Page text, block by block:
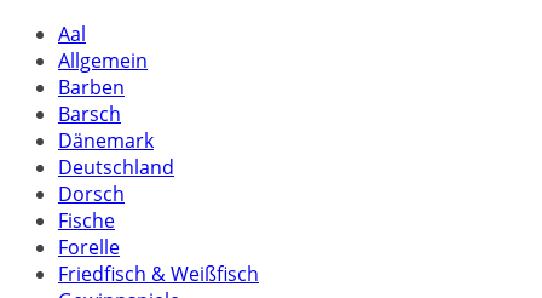
Aal
Allgemein
Barben
Barsch
Dänemark
Deutschland
Dorsch
Fische
Forelle
Friedfisch & Weißfisch